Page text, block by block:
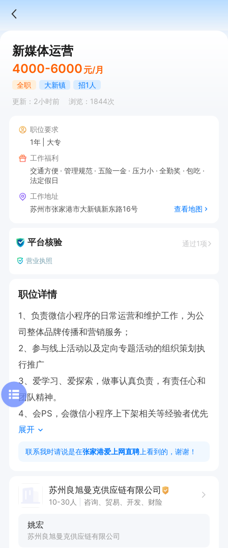
新媒体运营
4000-6000 元/月
全职 大新镇
招1人
更新：2小时前
浏览：1844次
职位要求
1年
大专
工作福利
交通方便
管理规范 五险一金 压力小 全勤奖
包吃
法定假日
工作地址
苏州市张家港市大新镇新东路16号
查看地图
平台核验 通过1项
营业执照
职位详情
1、负责微信小程序的日常运营和维护工作，为公
司整体品牌传播和营销服务；
2、参与线上活动以及定向专题活动的组织策划执
行推广
3、爱学习、爱探索，做事认真负责，有责任心和
团队精神。
4、会PS，会微信小程序上下架相关等经验者优先
展开
联系我时请说是在张家港爱上网直聘 上看到的，谢谢！
苏州良旭曼克供应链有限公司
10-30人 咨询、贸易、开发、财险
姚宏
苏州良旭曼克供应链有限公司